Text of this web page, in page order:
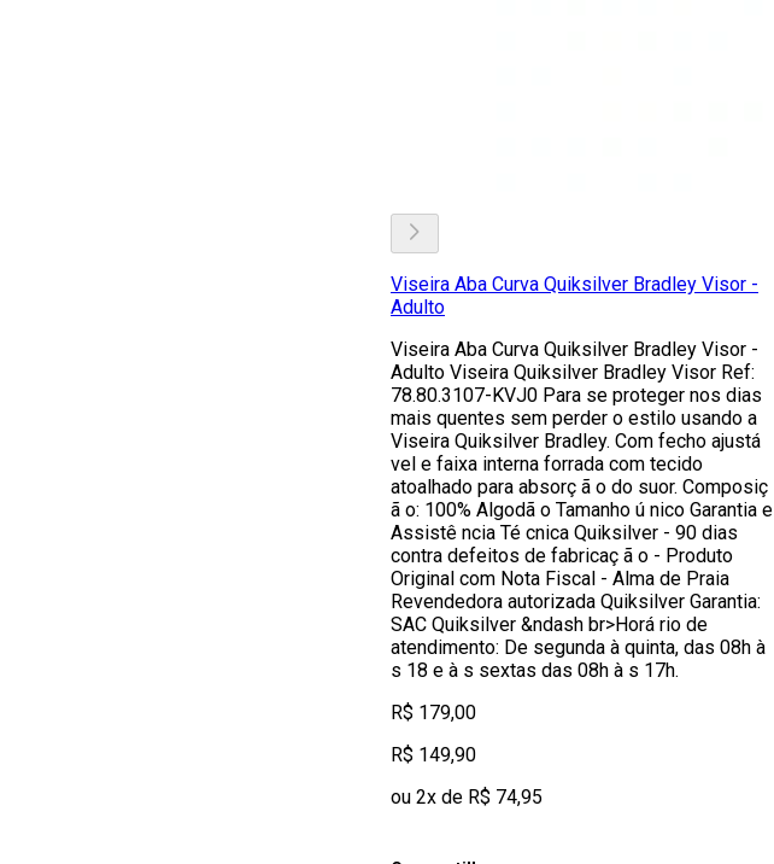
Viseira Aba Curva Quiksilver Bradley Visor -
Adulto
Viseira Aba Curva Quiksilver Bradley Visor -
Adulto Viseira Quiksilver Bradley Visor Ref:
78.80.3107-KVJ0 Para se proteger nos dias
mais quentes sem perder o estilo usando a
Viseira Quiksilver Bradley. Com fecho ajustá
vel e faixa interna forrada com tecido
atoalhado para absorç ã o do suor. Composiç
ã o: 100% Algodã o Tamanho ú nico Garantia e
Assistê ncia Té cnica Quiksilver - 90 dias
contra defeitos de fabricaç ã o - Produto
Original com Nota Fiscal - Alma de Praia
Revendedora autorizada Quiksilver Garantia:
SAC Quiksilver &ndash br>Horá rio de
atendimento: De segunda à quinta, das 08h à
s 18 e à s sextas das 08h à s 17h.
R$ 179,00
R$ 149,90
ou 2x de R$ 74,95